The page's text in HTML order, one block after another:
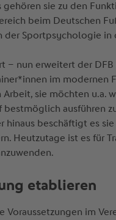
sie zu den
beim Deutschen
Sportpsychologie in
nun erweitert der DFB
im modernen
sie möchten u.a.
ausführen
hinaus beschäftigt es
Heutzutage ist es für
etablieren
im